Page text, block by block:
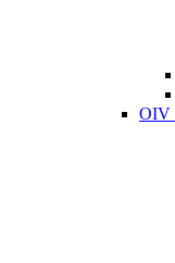
OIV